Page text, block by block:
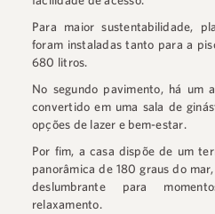
Para maior sustentabilidade,
foram instaladas tanto para a
680 litros.
No segundo pavimento, há um
convertido em uma sala de
opções de lazer e bem-estar.
Por fim, a casa dispõe de um
panorâmica de 180 graus do
deslumbrante para
relaxamento.